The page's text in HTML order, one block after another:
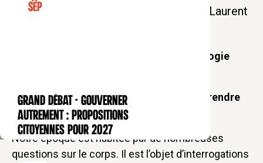
CONFÉRENCE
Sep
GRAND DÉBAT - Gouverner
autrement : propositions
citoyennes pour 2027
L'heure du soir des Bernardins avec P. Laurent
Le corps et son mystère – Une anthropologie
Découvrir notre nature humaine et comprendre
notre corps sexué
Notre époque est habitée par de nombreuses
questions sur le corps. Il est l’objet d’interrogations